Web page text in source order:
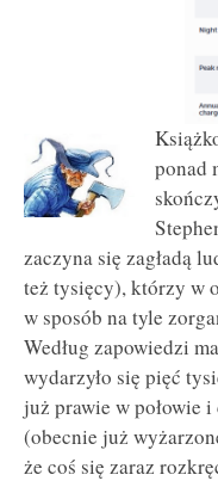
ponad
zaczyna się zagładą
też tysięcy), którzy w
w sposób na tyle
Według zapowiedzi
wydarzyło się pięć
już prawie w połowie
(obecnie już
że coś się zaraz